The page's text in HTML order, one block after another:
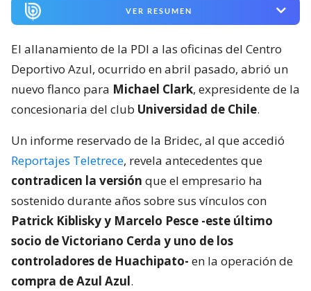
VER RESUMEN
El allanamiento de la PDI a las oficinas del Centro
Deportivo Azul, ocurrido en abril pasado, abrió un
nuevo flanco para Michael Clark, expresidente de la
concesionaria del club Universidad de Chile.
Un informe reservado de la Bridec, al que accedió
Reportajes Teletrece, revela antecedentes que
contradicen la versión que el empresario ha
sostenido durante años sobre sus vínculos con
Patrick Kiblisky y Marcelo Pesce -este último
socio de Victoriano Cerda y uno de los
controladores de Huachipato- en la operación de
compra de Azul Azul.